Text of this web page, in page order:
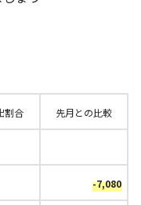
割合 先月との比較
-7,080